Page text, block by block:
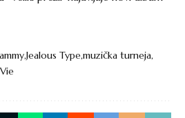
Jealous Typemuzička turneja
Vie